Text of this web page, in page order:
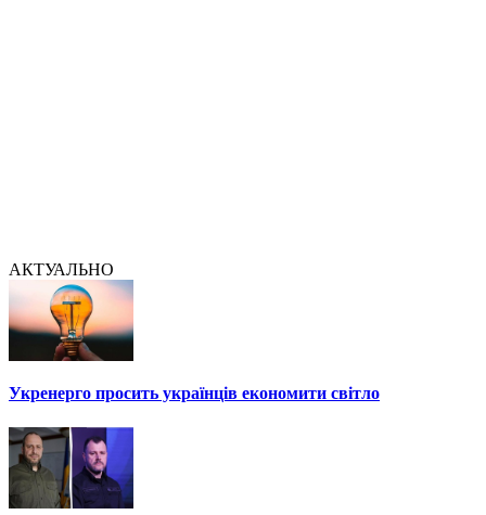
АКТУАЛЬНО
Укренерго просить українців економити світло